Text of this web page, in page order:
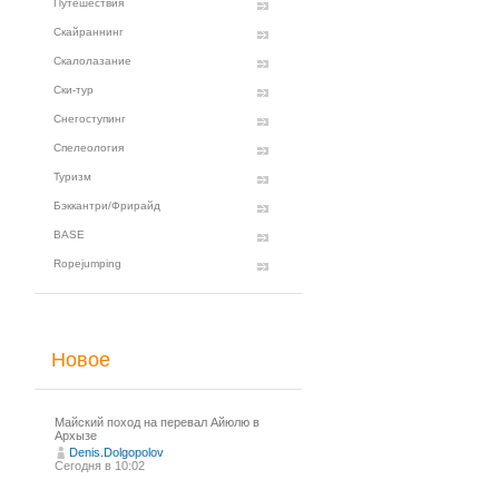
Путешествия
Скайраннинг
Скалолазание
Ски-тур
Снегоступинг
Спелеология
Туризм
Бэккантри/Фрирайд
BASE
Ropejumping
Новое
Майский поход на перевал Айюлю в
Архызе
Denis.Dolgopolov
Сегодня в 10:02